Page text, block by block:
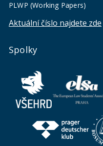
PLWP (Working Papers)
Aktuální číslo najdete zde
Spolky